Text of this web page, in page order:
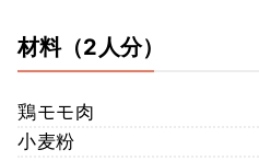
材料（2人分）
鶏モモ肉
小麦粉